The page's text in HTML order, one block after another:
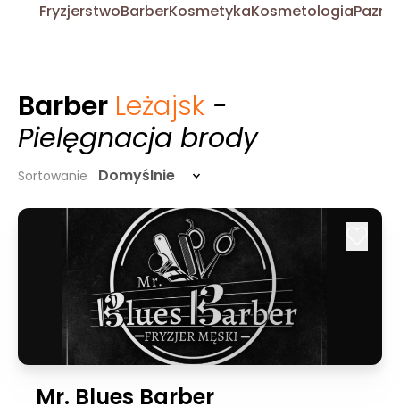
FryzjerstwoBarberKosmetykaKosmetologia
Barber Leżajsk -
Pielęgnacja brody
Sortowanie Domyślnie
Mr. Blues Barber